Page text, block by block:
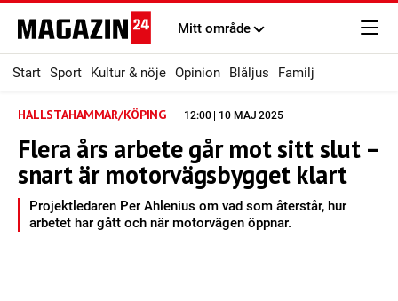
Mitt område
Start Sport Kultur & nöje Opinion Blåljus Familj
HALLSTAHAMMAR/KÖPING 12:00 | 10 MAJ 2025
Flera års arbete går mot sitt slut –
snart är motorvägsbygget klart
Projektledaren Per Ahlenius om vad som återstår, hur
arbetet har gått och när motorvägen öppnar.